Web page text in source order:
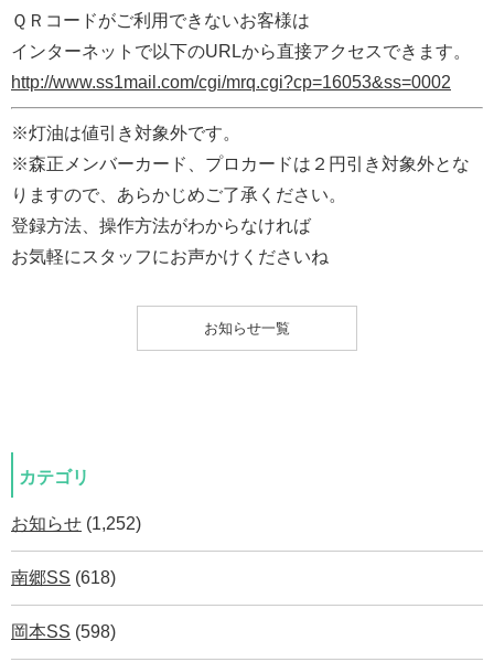
ＱＲコードがご利用できないお客様は
インターネットで以下のURLから直接アクセスできます。
http://www.ss1mail.com/cgi/mrq.cgi?cp=16053&ss=0002
※灯油は値引き対象外です。
※森正メンバーカード、プロカードは２円引き対象外とな
りますので、あらかじめご了承ください。
登録方法、操作方法がわからなければ
お気軽にスタッフにお声かけくださいね
お知らせ一覧
カテゴリ
お知らせ (1,252)
南郷SS (618)
岡本SS (598)